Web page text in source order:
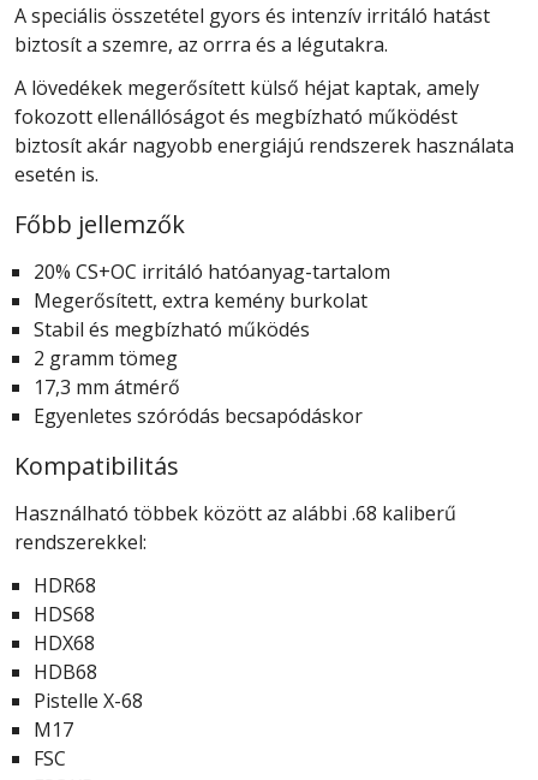
A speciális összetétel gyors és intenzív irritáló hatást
biztosít a szemre, az orrra és a légutakra.
A lövedékek megerősített külső héjat kaptak, amely
fokozott ellenállóságot és megbízható működést
biztosít akár nagyobb energiájú rendszerek használata
esetén is.
Főbb jellemzők
20% CS+OC irritáló hatóanyag-tartalom
Megerősített, extra kemény burkolat
Stabil és megbízható működés
2 gramm tömeg
17,3 mm átmérő
Egyenletes szóródás becsapódáskor
Kompatibilitás
Használható többek között az alábbi .68 kaliberű
rendszerekkel:
HDR68
HDS68
HDX68
HDB68
Pistelle X-68
M17
FSC